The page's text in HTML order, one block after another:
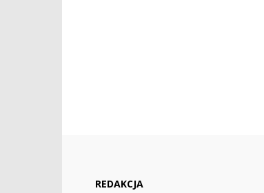
REDAKCJA